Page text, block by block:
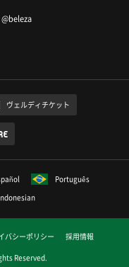
@beleza
ヴェルディチケット
Português
バシーポリシー
採用情報
Reserved.